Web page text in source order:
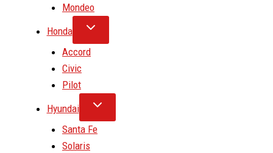
Mondeo
Honda
Accord
Civic
Pilot
Hyundai
Santa Fe
Solaris